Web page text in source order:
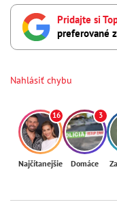
Pridajte si
preferované
Nahlásiť chybu
16
Najčítanejšie
3
Domáce